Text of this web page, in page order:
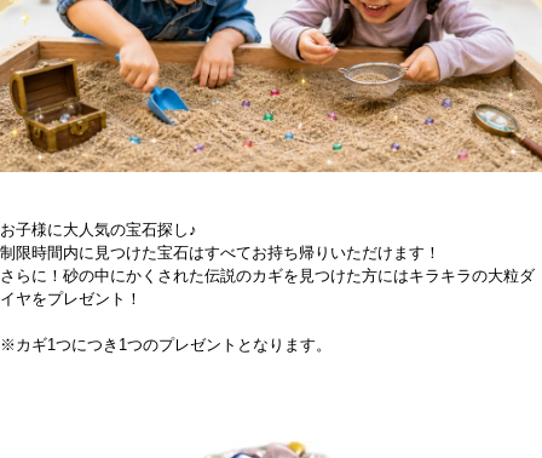
お子様に大人気の宝石探し♪
制限時間内に見つけた宝石はすべてお持ち帰りいただけます！
さらに！砂の中にかくされた伝説のカギを見つけた方にはキラキラの大粒ダ
イヤをプレゼント！
※カギ1つにつき1つのプレゼントとなります。